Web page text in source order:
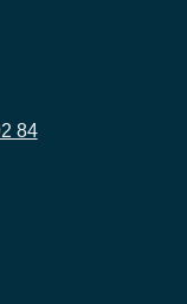
84